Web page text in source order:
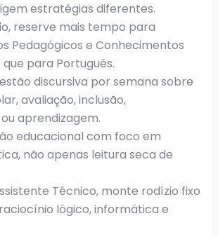
estratégias diferentes.
reserve mais tempo para
Pedagógicos e Conhecimentos
para Português.
discursiva por semana sobre
avaliação, inclusão,
aprendizagem.
educacional com foco em
não apenas leitura seca de
Técnico, monte rodízio fixo
lógico, informática e